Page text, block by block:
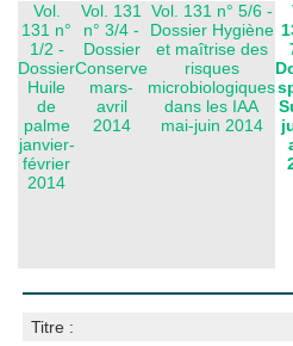
Vol.
131 n°
1/2 -
Dossier
Huile
de
palme
janvier-
février
2014
Vol. 131
n° 3/4 -
Dossier
Conserve
mars-
avril
2014
Vol. 131 n° 5/6 -
Dossier Hygiène
et maîtrise des
risques
microbiologiques
dans les IAA
mai-juin 2014
Titre :